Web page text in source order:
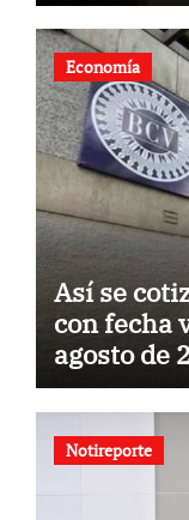
Economía
Así se
con fecha
agosto de
Notireporte